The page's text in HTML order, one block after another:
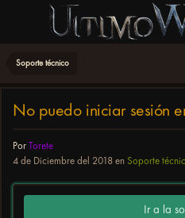
Soporte técnico
No puedo iniciar sesión
Por Torete
4 de Diciembre del 2018 en Soporte
Ir a la